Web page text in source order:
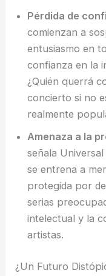
Pérdida de
comienzan a
entusiasmo en
confianza en la
¿Quién querrá
concierto si no
realmente
Amenaza a la
señala
se entrena a
protegida por
serias
intelectual y la
artistas.
¿Un Futuro